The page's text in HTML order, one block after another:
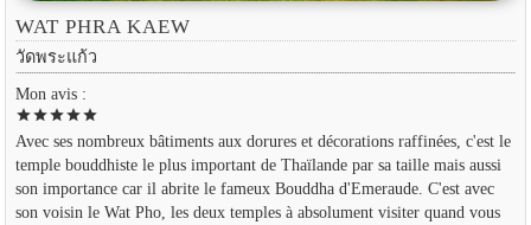
WAT PHRA KAEW
วัดพระแก้ว
Mon avis :
starstarstarstarstar
Avec ses nombreux bâtiments aux dorures et décorations raffinées, c'est le
temple bouddhiste le plus important de Thaïlande par sa taille mais aussi
son importance car il abrite le fameux Bouddha d'Emeraude. C'est avec
son voisin le Wat Pho, les deux temples à absolument visiter quand vous